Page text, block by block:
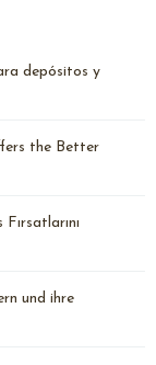
depósitos y
the Better
und ihre